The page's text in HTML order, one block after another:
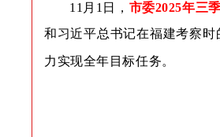
11月1日， 市委2025年三
和习近平总书记在福建考察
力实现全年目标任务。